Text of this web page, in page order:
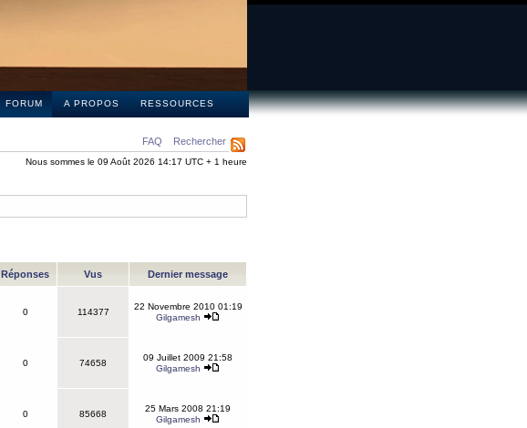
FORUM A PROPOS RESSOURCES
FAQ Rechercher
Nous sommes le 09 Août 2026 14:17 UTC + 1 heure
Réponses Vus Dernier message
0 114377
22 Novembre 2010 01:19
Gilgamesh
0 74658
09 Juillet 2009 21:58
Gilgamesh
0 85668
25 Mars 2008 21:19
Gilgamesh